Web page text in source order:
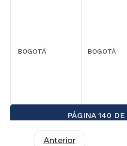
BOGOTÁ BOGOTÁ
PÁGINA 140
Anterior